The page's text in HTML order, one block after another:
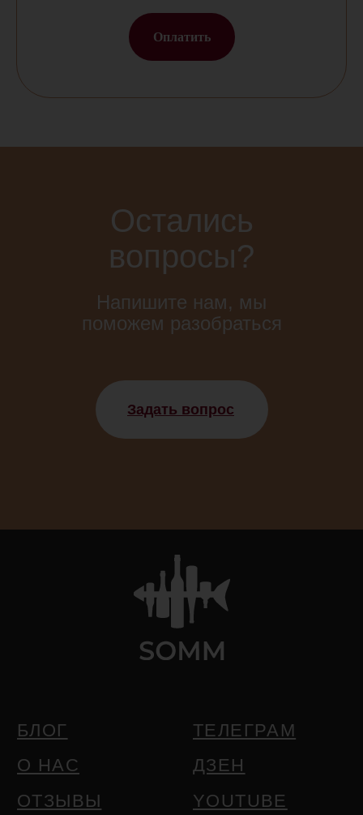
Оплатить
Остались
вопросы?
Задать вопрос
Напишите нам, мы
поможем разобраться